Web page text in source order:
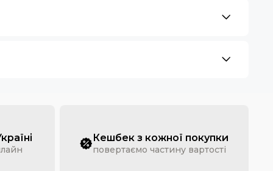
Кешбек з кожної покупки
повертаємо частину вартості